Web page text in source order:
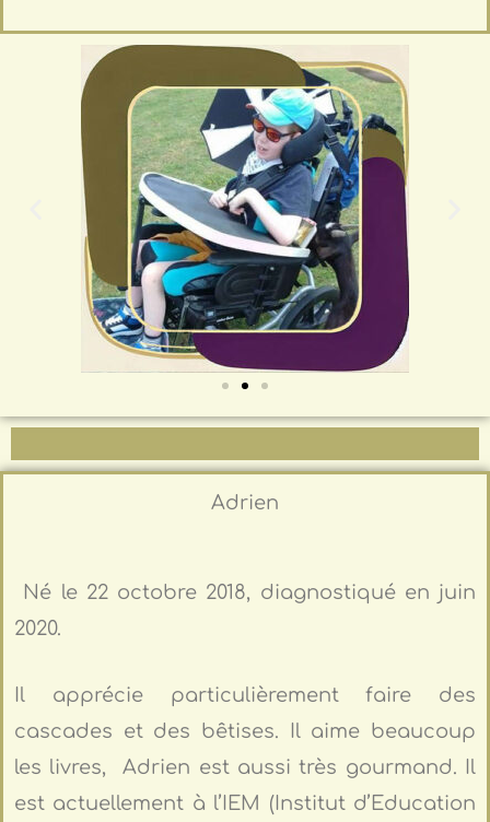
Adrien
Né le 22 octobre 2018, diagnostiqué en juin
2020.
Il apprécie particulièrement faire des
cascades et des bêtises. Il aime beaucoup
les livres, Adrien est aussi très gourmand. Il
est actuellement à l’IEM (Institut d’Education